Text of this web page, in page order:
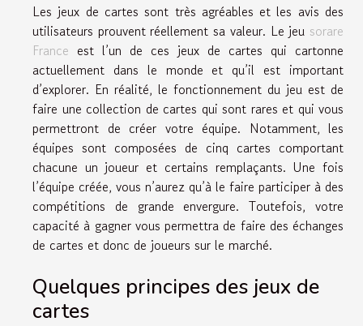
Les jeux de cartes sont très agréables et les avis des
utilisateurs prouvent réellement sa valeur. Le jeu sorare
France est l’un de ces jeux de cartes qui cartonne
actuellement dans le monde et qu’il est important
d’explorer. En réalité, le fonctionnement du jeu est de
faire une collection de cartes qui sont rares et qui vous
permettront de créer votre équipe. Notamment, les
équipes sont composées de cinq cartes comportant
chacune un joueur et certains remplaçants. Une fois
l’équipe créée, vous n’aurez qu’à le faire participer à des
compétitions de grande envergure. Toutefois, votre
capacité à gagner vous permettra de faire des échanges
de cartes et donc de joueurs sur le marché.
Quelques principes des jeux de
cartes